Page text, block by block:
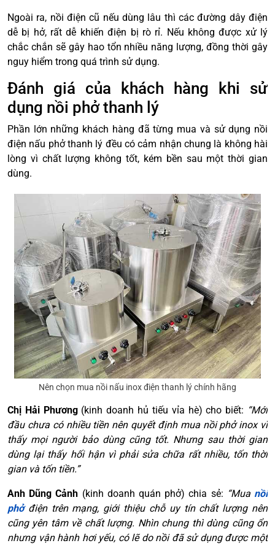
Ngoài ra, nồi điện cũ nếu dùng lâu thì các đường dây điện
dễ bị hở, rất dễ khiến điện bị rò rỉ. Nếu không được xử lý
chắc chắn sẽ gây hao tổn nhiều năng lượng, đồng thời gây
nguy hiểm trong quá trình sử dụng.
Đánh giá của khách hàng khi sử
dụng nồi phở thanh lý
Phần lớn những khách hàng đã từng mua và sử dụng nồi
điện nấu phở thanh lý đều có cảm nhận chung là không hài
lòng vì chất lượng không tốt, kém bền sau một thời gian
dùng.
Nên chọn mua nồi nấu inox điện thanh lý chính hãng
Chị Hải Phương(kinh doanh hủ tiếu vỉa hè) cho biết: “Mới
đầu chưa có nhiều tiền nên quyết định mua nồi phở inox vì
thấy mọi người bảo dùng cũng tốt. Nhưng sau thời gian
dùng lại thấy hối hận vì phải sửa chữa rất nhiều, tốn thời
gian và tốn tiền.”
Anh Dũng Cảnh (kinh doanh quán phở) chia sẻ: “Mua nồi
phởđiện trên mạng, giới thiệu chỗ uy tín chất lượng nên
cũng yên tâm về chất lượng. Nhìn chung thì dùng cũng ổn
nhưng vận hành hơi yếu, có lẽ do nồi đã sử dụng được một